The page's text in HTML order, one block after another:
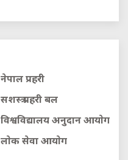
नेपाल प्रहरी
सशस्त्र प्रहरी बल
विश्वविद्यालय अनुदान आयाेग
लाेक सेवा आयाेग